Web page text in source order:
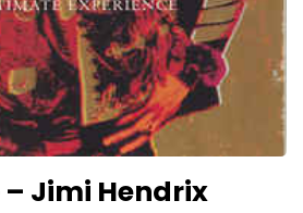
– Jimi Hendrix